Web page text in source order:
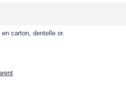
carton, dentelle or.